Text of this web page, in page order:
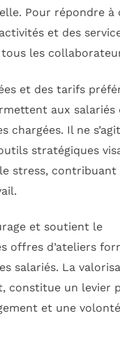
Pour répondre à
et des
les
et des tarifs
aux salariés
chargées. Il ne
stratégiques
stress, contribuant
et soutient le
offres d’ateliers
salariés. La
constitue un levier
et une volonté